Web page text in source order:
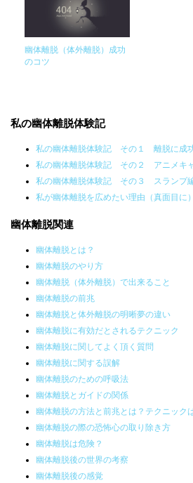
幽体離脱（体外離脱）成功
のコツ
私の幽体離脱体験記
私の幽体離脱体験記 その１ 離脱に成
私の幽体離脱体験記 その２ アニメキ
私の幽体離脱体験記 その３ スランプ
私が幽体離脱を広めたい理由（真面目に）
幽体離脱関連
幽体離脱とは？
幽体離脱のやり方
幽体離脱（体外離脱）で出来ること
幽体離脱の前兆
幽体離脱と体外離脱の明晰夢の違い
幽体離脱に有効だとされるテクニック
幽体離脱に関してよく頂く質問
幽体離脱に関する誤解
幽体離脱のための呼吸法
幽体離脱とガイドの関係
幽体離脱の方法と前兆とは？テクニック
幽体離脱の際の恐怖心の取り除き方
幽体離脱は危険？
幽体離脱後の世界の考察
幽体離脱後の感覚